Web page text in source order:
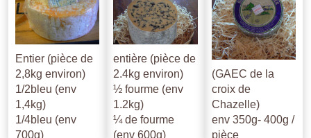
Entier (pièce de
2,8kg environ)
1/2bleu (env
1,4kg)
1/4bleu (env
700g)
entière (pièce de
2.4kg environ)
½ fourme (env
1.2kg)
¼ de fourme
(env 600g)
(GAEC de la
croix de
Chazelle)
env 350g- 400g /
pièce